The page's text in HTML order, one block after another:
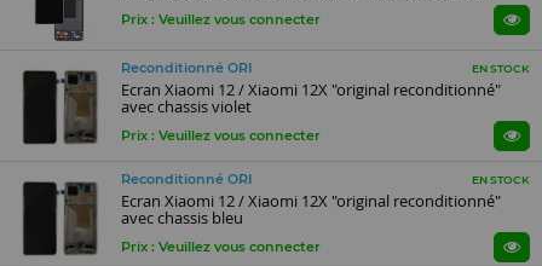
Prix : Veuillez vous connecter
Reconditionné ORI EN STOCK
Ecran Xiaomi 12 / Xiaomi 12X "original reconditionné"
avec chassis violet
Prix : Veuillez vous connecter
Reconditionné ORI EN STOCK
Ecran Xiaomi 12 / Xiaomi 12X "original reconditionné"
avec chassis bleu
Prix : Veuillez vous connecter